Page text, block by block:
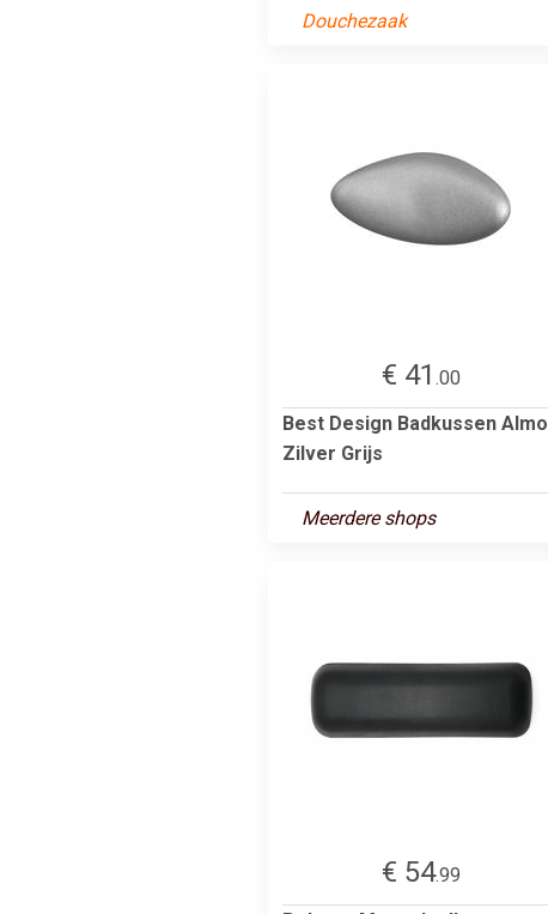
Douchezaak
€ 41 .00
Best Design Badkussen Almo
Zilver Grijs
Meerdere shops
€ 54.99